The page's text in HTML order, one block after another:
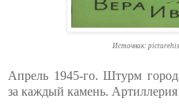
Источник:
Апрель 1945-го. Штурм
за каждый камень. Артиллерия